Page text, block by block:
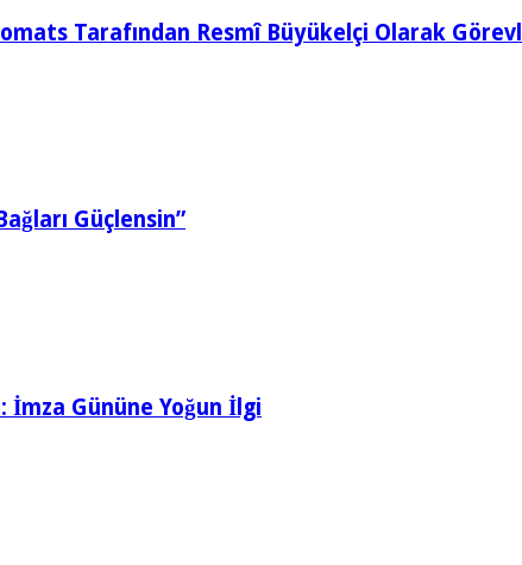
Tarafından Resmî Büyükelçi Olarak
Güçlensin”
İmza Gününe Yoğun İlgi